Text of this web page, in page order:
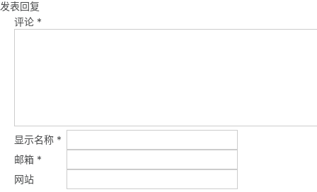
发表回复
评论 *
显示名称 *
邮箱 *
网站